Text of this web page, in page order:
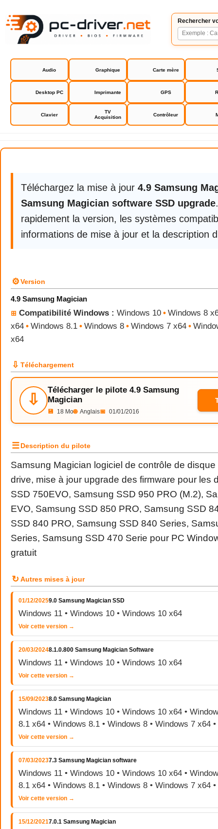
Rechercher
Audio Graphique Carte mère
Desktop PC Imprimante GPS
Clavier
TV
Acquisition
Contrôleur
Samsung Magician software
Téléchargez la mise à jour 4.9 Samsung
Samsung Magician software SSD upgrade
rapidement la version, les systèmes
informations de mise à jour et la description
⚙Version
4.9 Samsung Magician
⊞ Compatibilité Windows : Windows 10 • Windows 8
x64 • Windows 8.1 • Windows 8 • Windows 7 x64 •
x64
⇩ Téléchargement
⇩
Télécharger le pilote 4.9 Samsung
Magician
💾 18 Mo🌐 Anglais📅 01/01/2016
☰Description du pilote
Samsung Magician logiciel de contrôle de
drive, mise à jour upgrade des firmware pour les
SSD 750EVO, Samsung SSD 950 PRO (M.2),
EVO, Samsung SSD 850 PRO, Samsung SSD
SSD 840 PRO, Samsung SSD 840 Series,
Series, Samsung SSD 470 Serie pour PC
gratuit
↻ Autres mises à jour
01/12/20259.0 Samsung Magician SSD
Windows 11 • Windows 10 • Windows 10 x64
Voir cette version →
20/03/20248.1.0.800 Samsung Magician Software
Windows 11 • Windows 10 • Windows 10 x64
Voir cette version →
15/09/20238.0 Samsung Magician
Windows 11 • Windows 10 • Windows 10 x64 •
8.1 x64 • Windows 8.1 • Windows 8 • Windows 7 x64
Voir cette version →
07/03/20237.3 Samsung Magician software
Windows 11 • Windows 10 • Windows 10 x64 •
8.1 x64 • Windows 8.1 • Windows 8 • Windows 7 x64
Voir cette version →
15/12/20217.0.1 Samsung Magician